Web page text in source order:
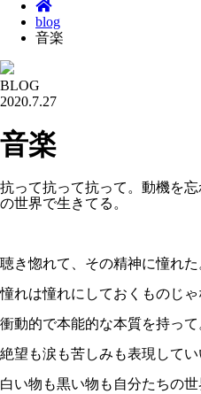
blog
音楽
BLOG
2020.7.27
音楽
抗って抗って抗って。動機を
の世界で生きてる。
聴き惚れて、その精神に憧れた
憧れは憧れにしておくものじゃ
衝動的で本能的な本質を持って
絶望も涙も苦しみも表現してい
白い物も黒い物も自分たちの世